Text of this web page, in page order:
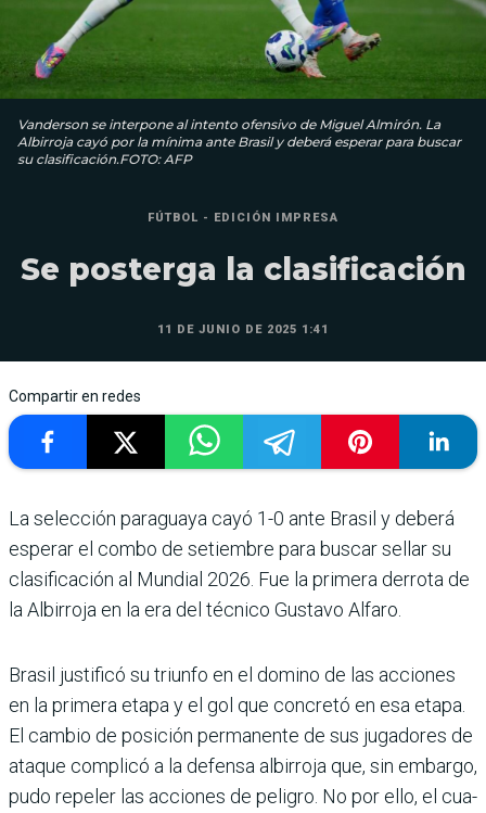
Vanderson se interpone al intento ofensivo de Miguel Almirón. La
Albirroja cayó por la mínima ante Brasil y deberá esperar para buscar
su clasificación.FOTO: AFP
FÚTBOL - EDICIÓN IMPRESA
Se posterga la clasificación
11 DE JUNIO DE 2025 1:41
Compartir en redes
La selección paraguaya cayó 1-0 ante Brasil y deberá
esperar el combo de setiembre para buscar sellar su
clasificación al Mundial 2026. Fue la primera derrota de
la Albirroja en la era del téc­nico Gustavo Alfaro.
Brasil justificó su triunfo en el domino de las acciones
en la primera etapa y el gol que concretó en esa etapa.
El cambio de posición per­manente de sus jugadores de
ataque complicó a la defensa albirroja que, sin embargo,
pudo repeler las acciones de peligro. No por ello, el cua­